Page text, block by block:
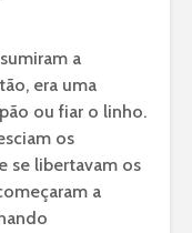
a
era uma
ou fiar o linho.
os
se libertavam os
a